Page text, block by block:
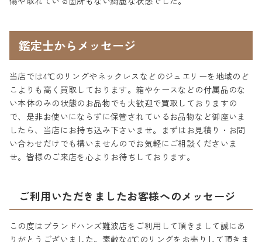
鑑定士からメッセージ
当店では4℃のリングやネックレスなどのジュエリーを地域のど
こよりも高く買取しております。箱やケースなどの付属品のな
い本体のみの状態のお品物でも大歓迎で買取しておりますの
で、是非お使いにならずに保管されているお品物など御座いま
したら、当店にお持ち込み下さいませ。まずはお見積り・お問
い合わせだけでも構いませんのでお気軽にご相談くださいま
せ。皆様のご来店を心よりお待ちしております。
ご利用いただきましたお客様へのメッセージ
この度はブランドハンズ難波店をご利用して頂きまして誠にあ
りがとうございました。素敵な4℃のリングをお売りして頂きま